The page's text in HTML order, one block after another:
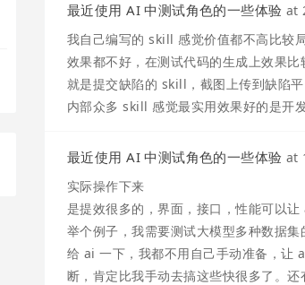
最近使用 AI 中测试角色的一些体验 at
我自己编写的 skill 感觉价值都不高比较
效果都不好，在测试代码的生成上效果
就是提交缺陷的 skill，截图上传到缺陷
内部众多 skill 感觉最实用效果好的是开
最近使用 AI 中测试角色的一些体验 at
实际操作下来
是提效很多的，界面，接口，性能可以
举个例子，我需要测试大模型多种数据
给 ai 一下，我都不用自己手动准备，让
断，肯定比我手动去搞这些快很多了。